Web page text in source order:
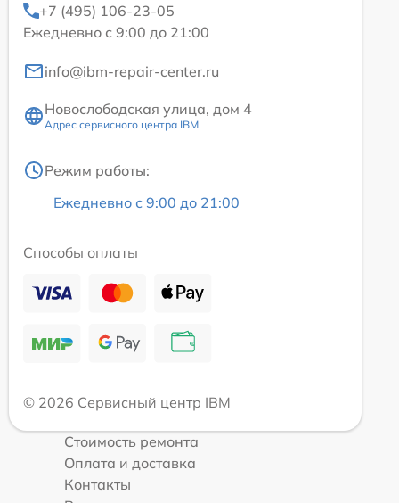
+7 (495) 106-23-05
Ежедневно с 9:00 до 21:00
info@ibm-repair-center.ru
Новослободская улица, дом 4
Адрес сервисного центра IBM
Режим работы:
Ежедневно с 9:00 до 21:00
Способы оплаты
© 2026 Сервисный центр IBM
Стоимость ремонта
Оплата и доставка
Контакты